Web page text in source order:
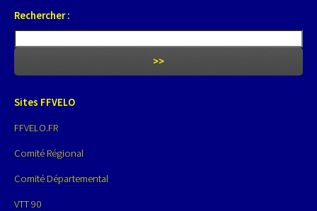
Rechercher :
Sites FFVELO
FFVELO.FR
Comité Régional
Comité Départemental
VTT 90